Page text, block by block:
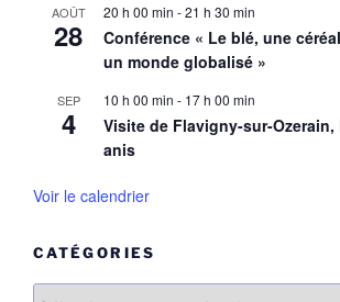
AOÛT
28
20 h 00 min -21 h 30 min
Conférence « Le blé, une
un monde globalisé »
SEP
4
10 h 00 min - 17 h 00 min
Visite de Flavigny-sur-
anis
Voir le calendrier
CATÉGORIES